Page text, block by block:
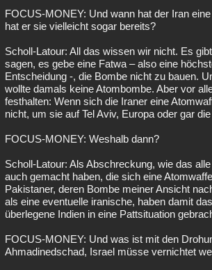
FOCUS-MONEY: Und wann hat der Iran
hat er sie vielleicht sogar bereits?
Scholl-Latour: All das wissen wir nicht. Es
sagen, es gebe eine Fatwa – also eine
Entscheidung -, die Bombe nicht zu bauen.
wollte damals keine Atombombe. Aber vor
festhalten: Wenn sich die Iraner eine
nicht, um sie auf Tel Aviv, Europa oder gar
FOCUS-MONEY: Weshalb dann?
Scholl-Latour: Als Abschreckung, wie das
auch gemacht haben, die sich eine
Pakistaner, deren Bombe meiner Ansicht
als eine eventuelle iranische, haben damit
überlegene Indien in eine Pattsituation
FOCUS-MONEY: Und was ist mit den
Ahmadinedschad, Israel müsse vernichtet